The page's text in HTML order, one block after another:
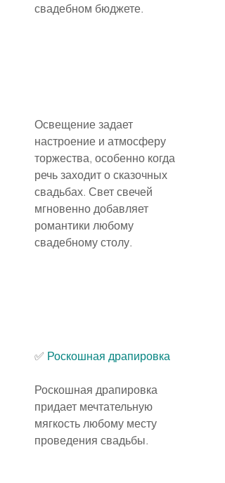
свадебном бюджете.
Освещение задает
настроение и атмосферу
торжества, особенно когда
речь заходит о сказочных
свадьбах. Свет свечей
мгновенно добавляет
романтики любому
свадебному столу.
✅ Роскошная драпировка
Роскошная драпировка
придает мечтательную
мягкость любому месту
проведения свадьбы.